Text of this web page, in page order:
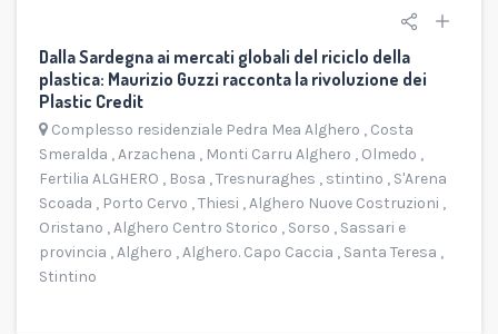
Dalla Sardegna ai mercati globali del riciclo della
plastica: Maurizio Guzzi racconta la rivoluzione dei
Plastic Credit
Complesso residenziale Pedra Mea Alghero , Costa
Smeralda ,Arzachena , Monti Carru Alghero , Olmedo ,
Fertilia ALGHERO , Bosa ,Tresnuraghes , stintino , S'Arena
Scoada , Porto Cervo ,Thiesi ,Alghero Nuove Costruzioni ,
Oristano ,Alghero Centro Storico , Sorso , Sassari e
provincia ,Alghero ,Alghero. Capo Caccia , Santa Teresa ,
Stintino